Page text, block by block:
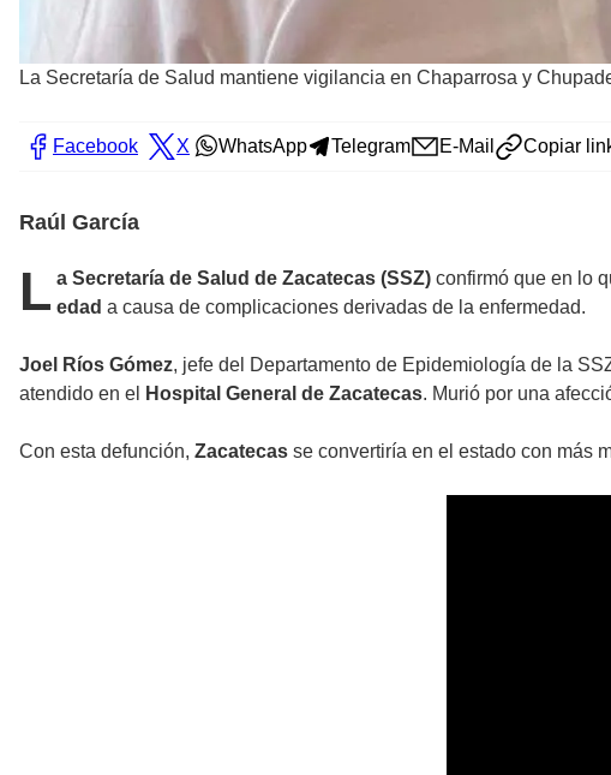
La Secretaría de Salud mantiene vigilancia en Chaparrosa y
Facebook X WhatsApp Telegram E-Mail Copiar
Raúl García
L a Secretaría de Salud de Zacatecas (SSZ) confirmó que en lo
edad a causa de complicaciones derivadas de la enfermedad.
Joel Ríos Gómez, jefe del Departamento de Epidemiología de la
atendido en el
Hospital General de Zacatecas. Murió por una
Con esta defunción, Zacatecas se convertiría en el estado con más